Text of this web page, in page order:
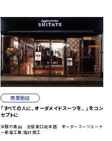
商業施設
「すべての人に、オーダメイドスーツを。」をコン
セプトに
洋服の青山 池袋東口総本店 オーダースーツコーナ
ー新設工事/設計施工